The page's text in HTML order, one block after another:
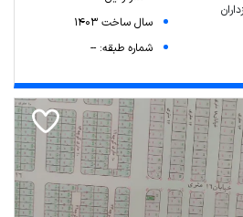
سال ساخت 1403
شماره طبقه: --